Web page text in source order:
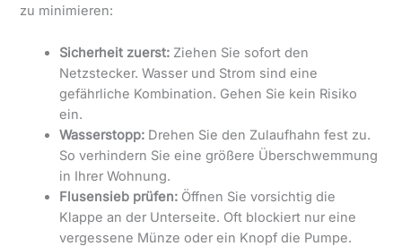
zu minimieren:
Sicherheit zuerst: Ziehen Sie sofort den
Netzstecker. Wasser und Strom sind eine
gefährliche Kombination. Gehen Sie kein Risiko
ein.
Wasserstopp: Drehen Sie den Zulaufhahn fest zu.
So verhindern Sie eine größere Überschwemmung
in Ihrer Wohnung.
Flusensieb prüfen: Öffnen Sie vorsichtig die
Klappe an der Unterseite. Oft blockiert nur eine
vergessene Münze oder ein Knopf die Pumpe.